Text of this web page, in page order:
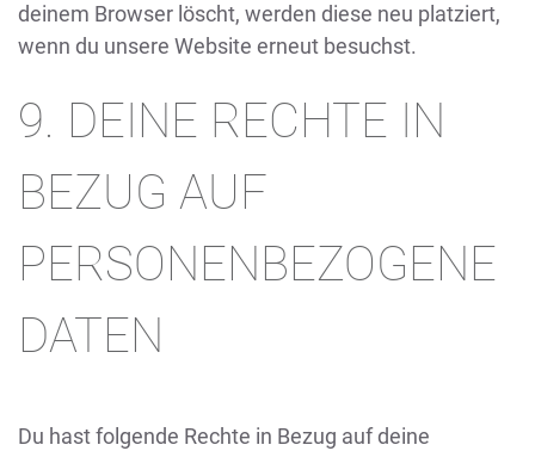
deinem Browser löscht, werden diese neu platziert,
wenn du unsere Website erneut besuchst.
9. DEINE RECHTE IN
BEZUG AUF
PERSONENBEZOGENE
DATEN
Du hast folgende Rechte in Bezug auf deine